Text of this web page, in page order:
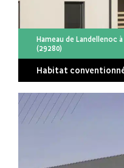
Hameau de Landellenoc
(29280)
Habitat